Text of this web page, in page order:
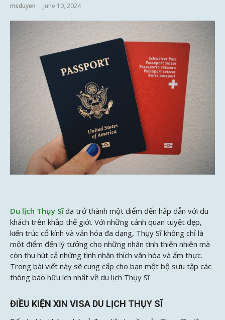
msduyen June 10, 2024
Du lịch Thụy Sĩ đã trở thành một điểm đến hấp dẫn với du
khách trên khắp thế giới. Với những cảnh quan tuyệt đẹp,
kiến trúc cổ kính và văn hóa đa dạng, Thụy Sĩ không chỉ là
một điểm đến lý tưởng cho những nhân tình thiên nhiên mà
còn thu hút cả những tình nhân thích văn hóa và ẩm thực.
Trong bài viết này sẽ cung cấp cho bạn một bộ sưu tập các
thông báo hữu ích nhất về du lịch Thụy Sĩ
ĐIỀU KIỆN XIN VISA DU LỊCH THỤY SĨ